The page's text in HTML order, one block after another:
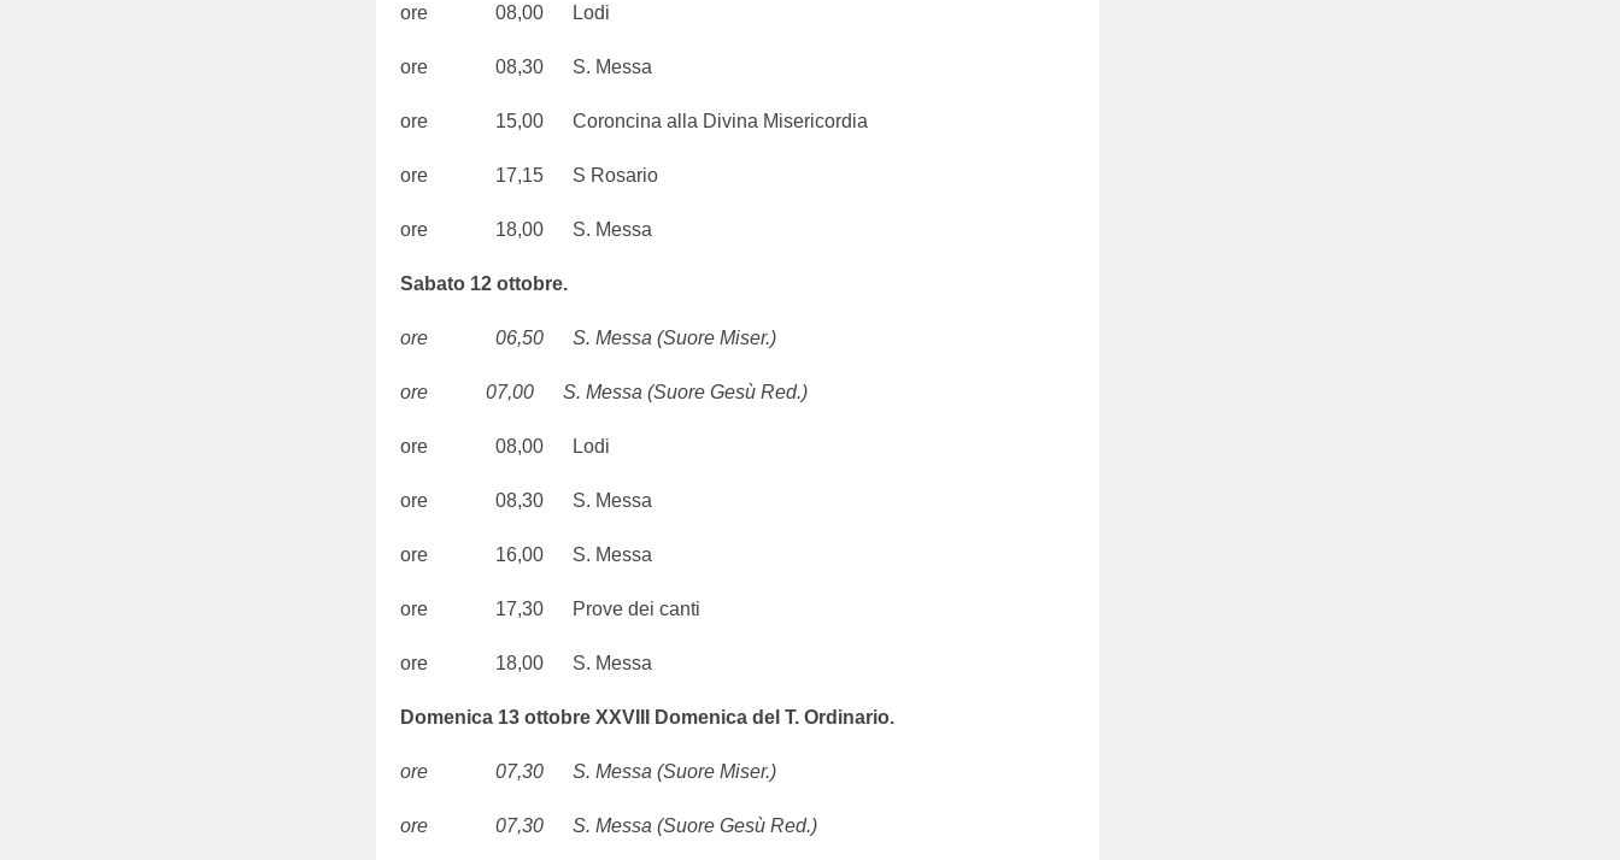
ore 08,00 Lodi
ore 08,30 S. Messa
ore 15,00 Coroncina alla Divina Misericordia
ore 17,15 S Rosario
ore 18,00 S. Messa
Sabato 12 ottobre.
ore 06,50 S. Messa (Suore Miser.)
ore 07,00 S. Messa (Suore Gesù Red.)
ore 08,00 Lodi
ore 08,30 S. Messa
ore 16,00 S. Messa
ore 17,30 Prove dei canti
ore 18,00 S. Messa
Domenica 13 ottobre XXVIII Domenica del T. Ordinario.
ore 07,30 S. Messa (Suore Miser.)
ore 07,30 S. Messa (Suore Gesù Red.)